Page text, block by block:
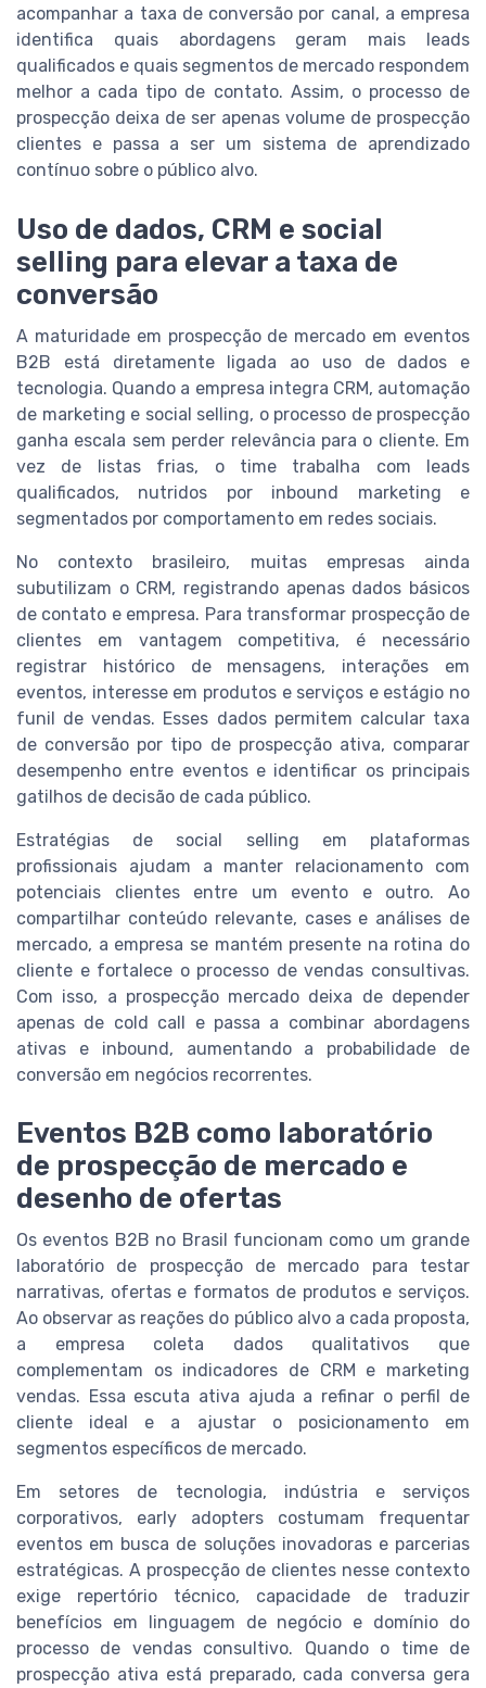
acompanhar a taxa de conversão por canal, a empresa
identifica quais abordagens geram mais leads
qualificados e quais segmentos de mercado respondem
melhor a cada tipo de contato. Assim, o processo de
prospecção deixa de ser apenas volume de prospecção
clientes e passa a ser um sistema de aprendizado
contínuo sobre o público alvo.
Uso de dados, CRM e social
selling para elevar a taxa de
conversão
A maturidade em prospecção de mercado em eventos
B2B está diretamente ligada ao uso de dados e
tecnologia. Quando a empresa integra CRM, automação
de marketing e social selling, o processo de prospecção
ganha escala sem perder relevância para o cliente. Em
vez de listas frias, o time trabalha com leads
qualificados, nutridos por inbound marketing e
segmentados por comportamento em redes sociais.
No contexto brasileiro, muitas empresas ainda
subutilizam o CRM, registrando apenas dados básicos
de contato e empresa. Para transformar prospecção de
clientes em vantagem competitiva, é necessário
registrar histórico de mensagens, interações em
eventos, interesse em produtos e serviços e estágio no
funil de vendas. Esses dados permitem calcular taxa
de conversão por tipo de prospecção ativa, comparar
desempenho entre eventos e identificar os principais
gatilhos de decisão de cada público.
Estratégias de social selling em plataformas
profissionais ajudam a manter relacionamento com
potenciais clientes entre um evento e outro. Ao
compartilhar conteúdo relevante, cases e análises de
mercado, a empresa se mantém presente na rotina do
cliente e fortalece o processo de vendas consultivas.
Com isso, a prospecção mercado deixa de depender
apenas de cold call e passa a combinar abordagens
ativas e inbound, aumentando a probabilidade de
conversão em negócios recorrentes.
Eventos B2B como laboratório
de prospecção de mercado e
desenho de ofertas
Os eventos B2B no Brasil funcionam como um grande
laboratório de prospecção de mercado para testar
narrativas, ofertas e formatos de produtos e serviços.
Ao observar as reações do público alvo a cada proposta,
a empresa coleta dados qualitativos que
complementam os indicadores de CRM e marketing
vendas. Essa escuta ativa ajuda a refinar o perfil de
cliente ideal e a ajustar o posicionamento em
segmentos específicos de mercado.
Em setores de tecnologia, indústria e serviços
corporativos, early adopters costumam frequentar
eventos em busca de soluções inovadoras e parcerias
estratégicas. A prospecção de clientes nesse contexto
exige repertório técnico, capacidade de traduzir
benefícios em linguagem de negócio e domínio do
processo de vendas consultivo. Quando o time de
prospecção ativa está preparado, cada conversa gera